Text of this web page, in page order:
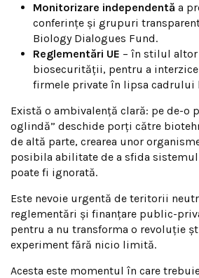
Monitorizare independentă a
conferințe și grupuri
Biology Dialogues Fund.
Reglementări UE – în stilul altor
biosecurității, pentru a
firmele private în lipsa cadrului
Există o ambivalență clară: pe de-o
oglindă” deschide porți către
de altă parte, crearea unor
posibila abilitate de a sfida
poate fi ignorată.
Este nevoie urgentă de teritorii
reglementări și finanțare public-
pentru a nu transforma o revoluție
experiment fără nicio limită.
Acesta este momentul în care